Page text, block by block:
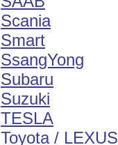
Scania
Smart
SsangYong
Subaru
Suzuki
TESLA
Toyota / LEXUS